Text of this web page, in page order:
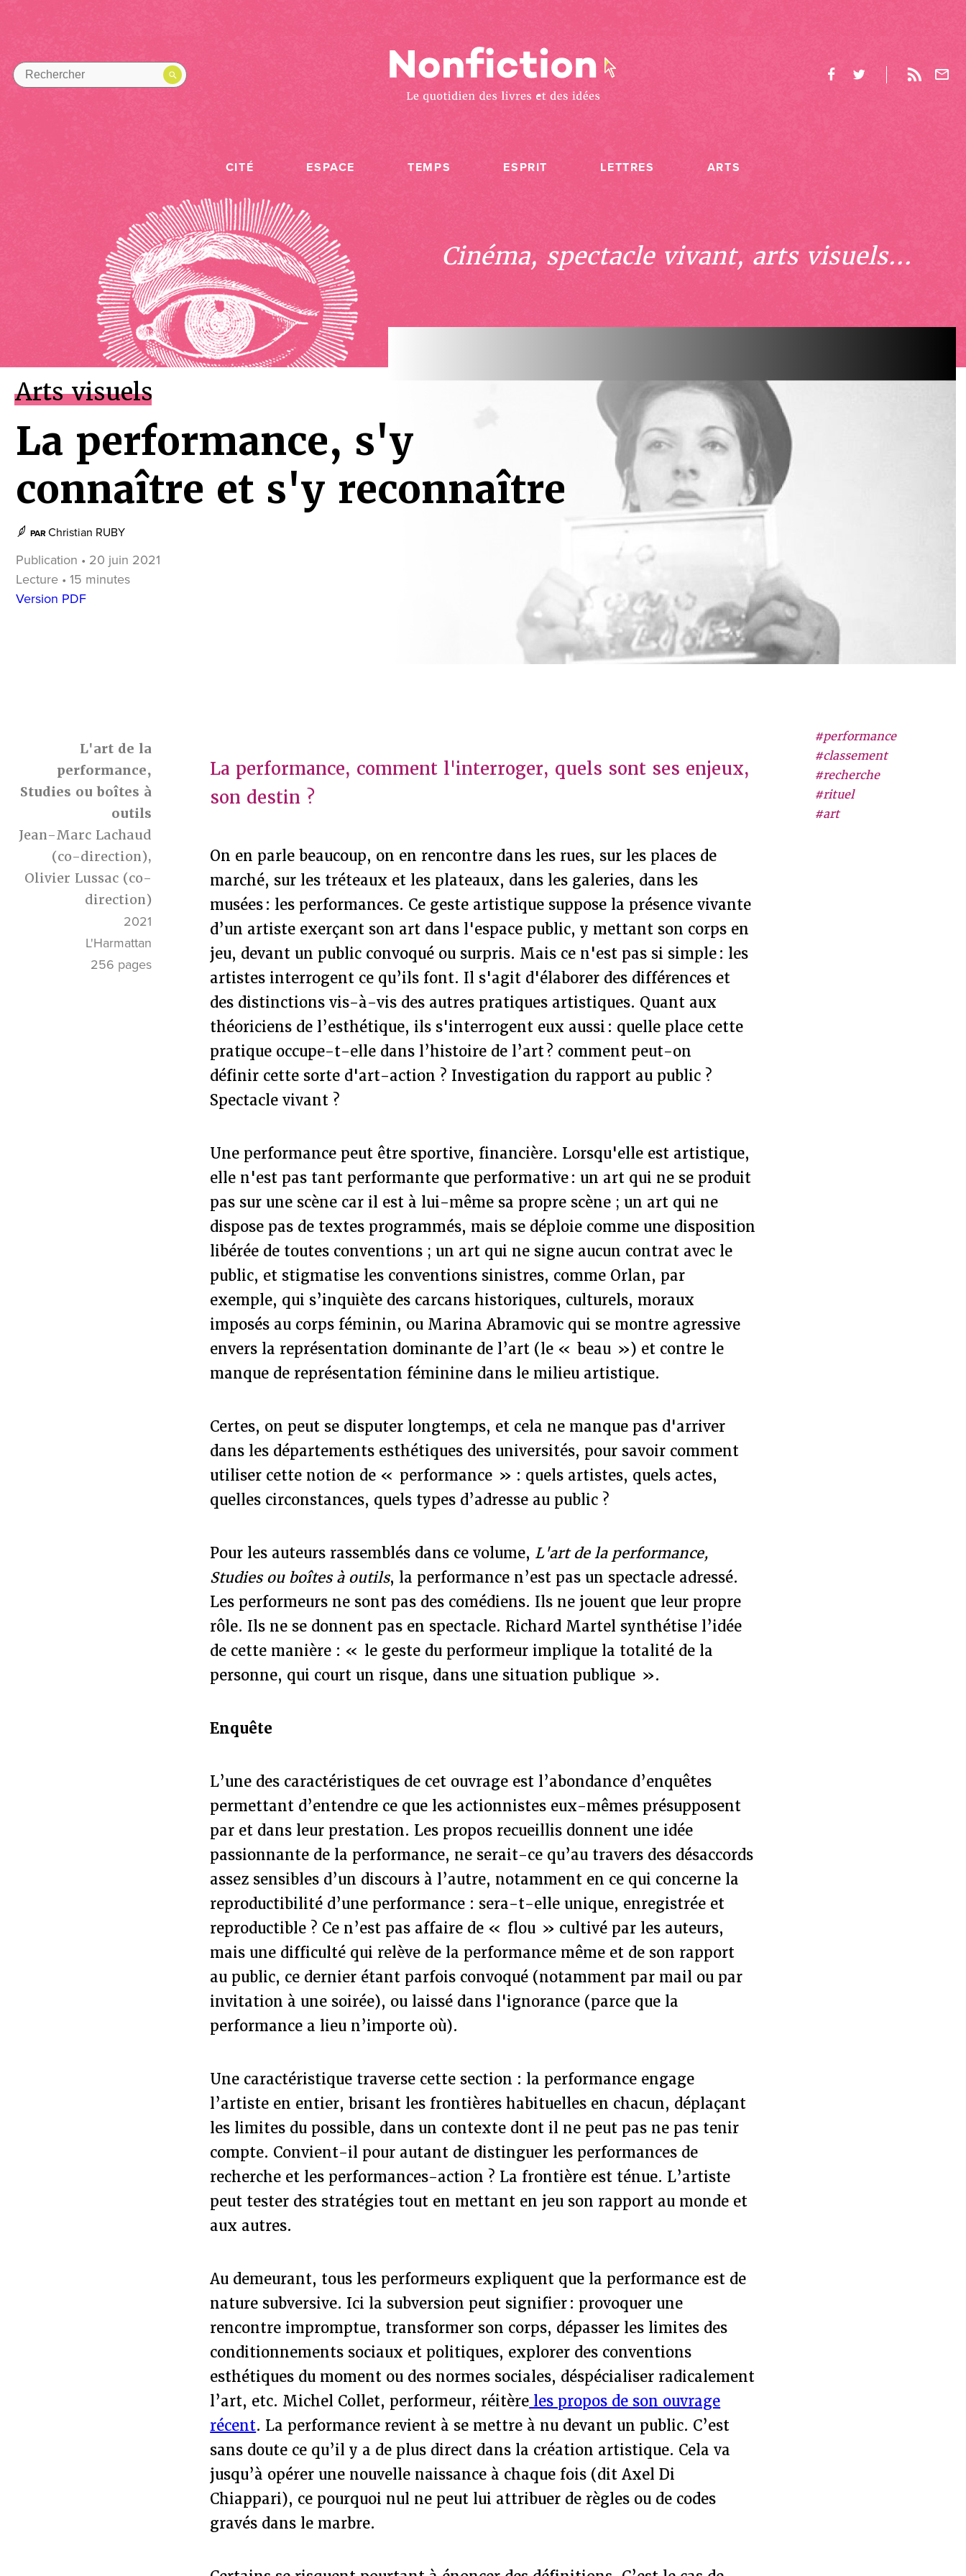
CITÉ ESPACE TEMPS ESPRIT LETTRES ARTS
Cinéma, spectacle vivant, arts visuels...
Arts visuels
La performance, s'y
connaître et s'y reconnaître
PAR Christian RUBY
Publication • 20 juin 2021
Lecture • 15 minutes
Version PDF
L'art de la
performance,
Studies ou boîtes à
outils
Jean-Marc Lachaud
(co-direction),
Olivier Lussac (co-
direction)
2021
L'Harmattan
256 pages
#performance
#classement
#recherche
#rituel
#art
La performance, comment l'interroger, quels sont ses enjeux,
son destin ?
On en parle beaucoup, on en rencontre dans les rues, sur les places de
marché, sur les tréteaux et les plateaux, dans les galeries, dans les
musées : les performances. Ce geste artistique suppose la présence vivante
d’un artiste exerçant son art dans l'espace public, y mettant son corps en
jeu, devant un public convoqué ou surpris. Mais ce n'est pas si simple : les
artistes interrogent ce qu’ils font. Il s'agit d'élaborer des différences et
des distinctions vis-à-vis des autres pratiques artistiques. Quant aux
théoriciens de l’esthétique, ils s'interrogent eux aussi : quelle place cette
pratique occupe-t-elle dans l’histoire de l’art ? comment peut-on
définir cette sorte d'art-action ? Investigation du rapport au public ?
Spectacle vivant ?
Une performance peut être sportive, financière. Lorsqu'elle est artistique,
elle n'est pas tant performante que performative : un art qui ne se produit
pas sur une scène car il est à lui-même sa propre scène ; un art qui ne
dispose pas de textes programmés, mais se déploie comme une disposition
libérée de toutes conventions ; un art qui ne signe aucun contrat avec le
public, et stigmatise les conventions sinistres, comme Orlan, par
exemple, qui s’inquiète des carcans historiques, culturels, moraux
imposés au corps féminin, ou Marina Abramovic qui se montre agressive
envers la représentation dominante de l’art (le « beau ») et contre le
manque de représentation féminine dans le milieu artistique.
Certes, on peut se disputer longtemps, et cela ne manque pas d'arriver
dans les départements esthétiques des universités, pour savoir comment
utiliser cette notion de « performance » : quels artistes, quels actes,
quelles circonstances, quels types d’adresse au public ?
Pour les auteurs rassemblés dans ce volume, L'art de la performance,
Studies ou boîtes à outils, la performance n’est pas un spectacle adressé.
Les performeurs ne sont pas des comédiens. Ils ne jouent que leur propre
rôle. Ils ne se donnent pas en spectacle. Richard Martel synthétise l’idée
de cette manière : « le geste du performeur implique la totalité de la
personne, qui court un risque, dans une situation publique ».
Enquête
L’une des caractéristiques de cet ouvrage est l’abondance d’enquêtes
permettant d’entendre ce que les actionnistes eux-mêmes présupposent
par et dans leur prestation. Les propos recueillis donnent une idée
passionnante de la performance, ne serait-ce qu’au travers des désaccords
assez sensibles d’un discours à l’autre, notamment en ce qui concerne la
reproductibilité d’une performance : sera-t-elle unique, enregistrée et
reproductible ? Ce n’est pas affaire de « flou » cultivé par les auteurs,
mais une difficulté qui relève de la performance même et de son rapport
au public, ce dernier étant parfois convoqué (notamment par mail ou par
invitation à une soirée), ou laissé dans l'ignorance (parce que la
performance a lieu n’importe où).
Une caractéristique traverse cette section : la performance engage
l’artiste en entier, brisant les frontières habituelles en chacun, déplaçant
les limites du possible, dans un contexte dont il ne peut pas ne pas tenir
compte. Convient-il pour autant de distinguer les performances de
recherche et les performances-action ? La frontière est ténue. L’artiste
peut tester des stratégies tout en mettant en jeu son rapport au monde et
aux autres.
Au demeurant, tous les performeurs expliquent que la performance est de
nature subversive. Ici la subversion peut signifier : provoquer une
rencontre impromptue, transformer son corps, dépasser les limites des
conditionnements sociaux et politiques, explorer des conventions
esthétiques du moment ou des normes sociales, déspécialiser radicalement
l’art, etc. Michel Collet, performeur, réitère les propos de son ouvrage
récent. La performance revient à se mettre à nu devant un public. C’est
sans doute ce qu’il y a de plus direct dans la création artistique. Cela va
jusqu’à opérer une nouvelle naissance à chaque fois (dit Axel Di
Chiappari), ce pourquoi nul ne peut lui attribuer de règles ou de codes
gravés dans le marbre.